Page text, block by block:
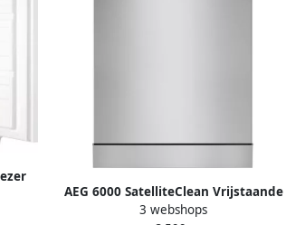
AEG 6000 SatelliteClean Vrijstaande
vaatwasser FFB74917ZM
3 webshops